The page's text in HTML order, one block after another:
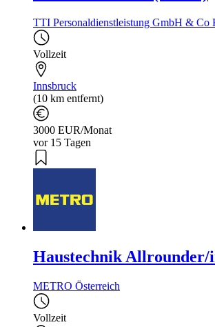
TTI Personaldienstleistung GmbH & Co
Vollzeit
Innsbruck
(10 km entfernt)
3000 EUR/Monat
vor 15 Tagen
Haustechnik Allrounder/
METRO Österreich
Vollzeit